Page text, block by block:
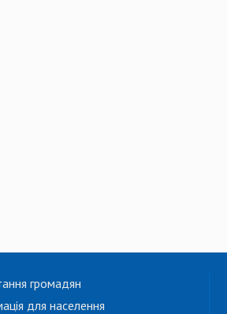
громадян
для населення